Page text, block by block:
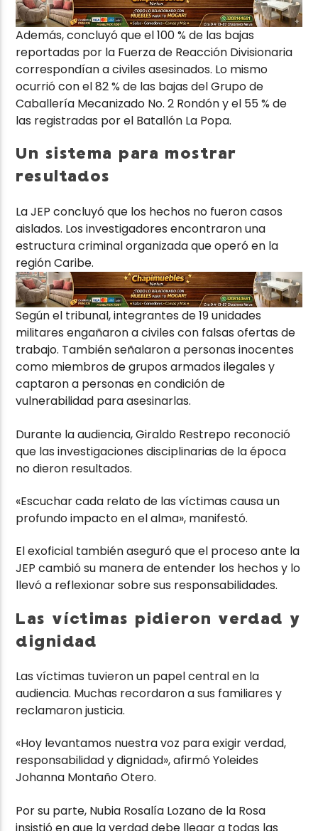
Además, concluyó que el 100 % de las bajas
reportadas por la Fuerza de Reacción Divisionaria
correspondían a civiles asesinados. Lo mismo
ocurrió con el 82 % de las bajas del Grupo de
Caballería Mecanizado No. 2 Rondón y el 55 % de
las registradas por el Batallón La Popa.
Un sistema para mostrar
resultados
La JEP concluyó que los hechos no fueron casos
aislados. Los investigadores encontraron una
estructura criminal organizada que operó en la
región Caribe.
Según el tribunal, integrantes de 19 unidades
militares engañaron a civiles con falsas ofertas de
trabajo. También señalaron a personas inocentes
como miembros de grupos armados ilegales y
captaron a personas en condición de
vulnerabilidad para asesinarlas.
Durante la audiencia, Giraldo Restrepo reconoció
que las investigaciones disciplinarias de la época
no dieron resultados.
«Escuchar cada relato de las víctimas causa un
profundo impacto en el alma», manifestó.
El exoficial también aseguró que el proceso ante la
JEP cambió su manera de entender los hechos y lo
llevó a reflexionar sobre sus responsabilidades.
Las víctimas pidieron verdad y
dignidad
Las víctimas tuvieron un papel central en la
audiencia. Muchas recordaron a sus familiares y
reclamaron justicia.
«Hoy levantamos nuestra voz para exigir verdad,
responsabilidad y dignidad», afirmó Yoleides
Johanna Montaño Otero.
Por su parte, Nubia Rosalía Lozano de la Rosa
insistió en que la verdad debe llegar a todas las